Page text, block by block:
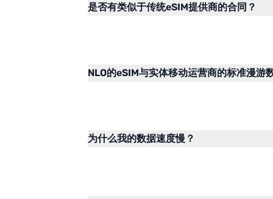
是否有类似于传统eSIM提供商的合同？
NLO的eSIM与实体移动运营商的标准漫游
为什么我的数据速度慢？